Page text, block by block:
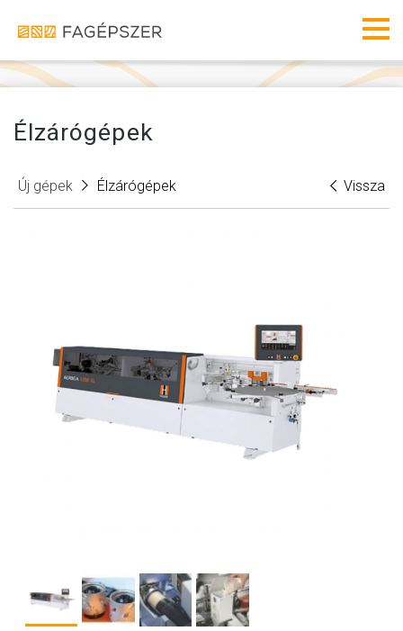
Élzárógépek
Új gépek Élzárógépek Vissza